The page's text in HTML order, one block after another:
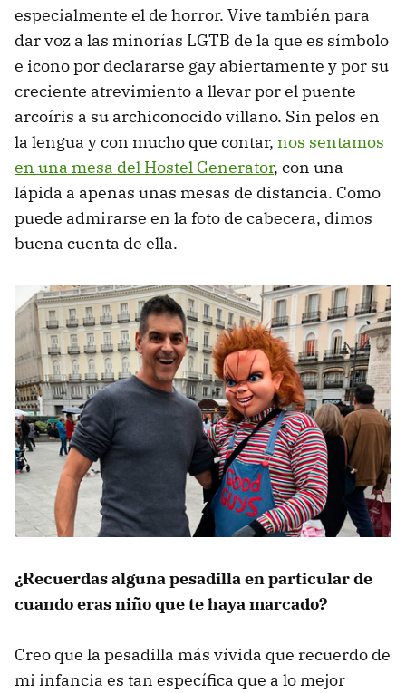
especialmente el de horror. Vive también para
dar voz a las minorías LGTB de la que es símbolo
e icono por declararse gay abiertamente y por su
creciente atrevimiento a llevar por el puente
arcoíris a su archiconocido villano. Sin pelos en
la lengua y con mucho que contar, nos sentamos
en una mesa del Hostel Generator, con una
lápida a apenas unas mesas de distancia. Como
puede admirarse en la foto de cabecera, dimos
buena cuenta de ella.
¿Recuerdas alguna pesadilla en particular de
cuando eras niño que te haya marcado?
Creo que la pesadilla más vívida que recuerdo de
mi infancia es tan específica que a lo mejor